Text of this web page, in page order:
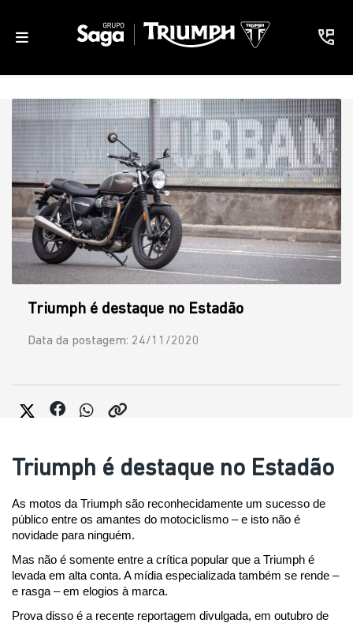
Triumph é destaque no Estadão
Data da postagem: 24/11/2020
Triumph é destaque no Estadão
As motos da Triumph são reconhecidamente um sucesso de
público entre os amantes do motociclismo – e isto não é
novidade para ninguém.
Mas não é somente entre a crítica popular que a Triumph é
levada em alta conta. A mídia especializada também se rende –
e rasga – em elogios à marca.
Prova disso é a recente reportagem divulgada, em outubro de